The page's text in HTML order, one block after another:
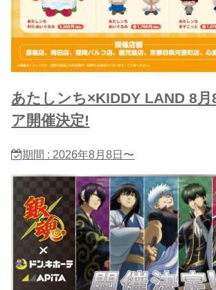
あたしンち×KIDDY LAND 8月
ア開催決定!
期間 : 2026年8月8日〜